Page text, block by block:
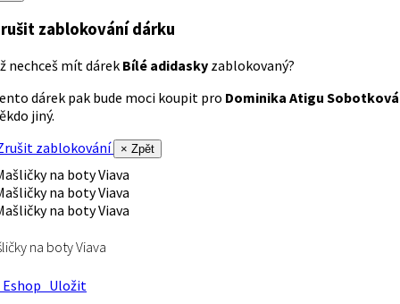
zablokování dárku
nechceš mít dárek Bílé adidasky zablokovaný?
dárek pak bude moci koupit pro Dominika Atigu Sobotková
jiný.
zablokování
× Zpět
na boty Viava
Uložit